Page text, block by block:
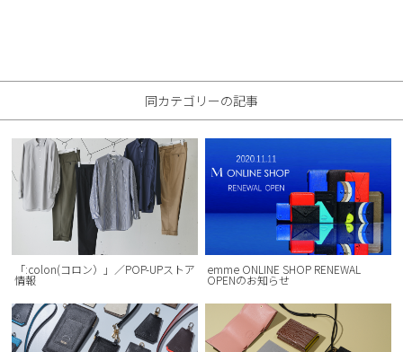
同カテゴリーの記事
「:colon(コロン）」／POP-UPストア
情報
emme ONLINE SHOP RENEWAL
OPENのお知らせ